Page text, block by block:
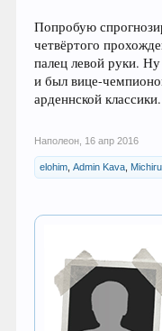
Попробую
четвёртого
палец левой руки.
и был вице-
арденнской классики.
Наполеон 16 апр 2016
elohim ,Admin Kava Michiru